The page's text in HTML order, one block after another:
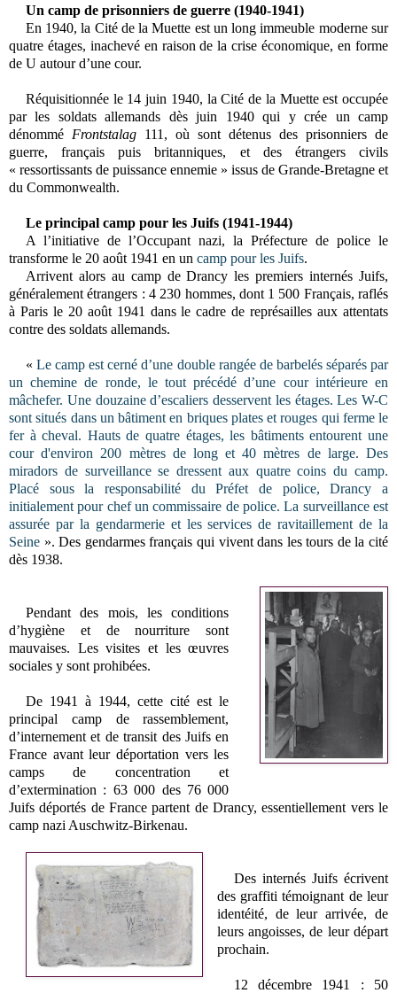
Un camp de prisonniers de guerre (1940-1941)
En 1940, la Cité de la Muette est un long immeuble moderne sur
quatre étages, inachevé en raison de la crise économique, en forme
de U autour d’une cour.
Réquisitionnée le 14 juin 1940, la Cité de la Muette est occupée
par les soldats allemands dès juin 1940 qui y crée un camp
dénommé Frontstalag 111 , où sont détenus des prisonniers de
guerre, français puis britanniques, et des étrangers civils
« ressortissants de puissance ennemie » issus de Grande-Bretagne et
du Commonwealth.
Le principal camp pour les Juifs (1941-1944)
A l’initiative de l’Occupant nazi, la Préfecture de police le
transforme le 20 août 1941 en un camp pour les Juifs.
Arrivent alors au camp de Drancy les premiers internés Juifs,
généralement étrangers : 4 230 hommes, dont 1 500 Français, raflés
à Paris le 20 août 1941 dans le cadre de représailles aux attentats
contre des soldats allemands.
«Le camp est cerné d’une double rangée de barbelés séparés par
un chemine de ronde, le tout précédé d’une cour intérieure en
mâchefer. Une douzaine d’escaliers desservent les étages. Les W-C
sont situés dans un bâtiment en briques plates et rouges qui ferme le
fer à cheval. Hauts de quatre étages, les bâtiments entourent une
cour d'environ 200 mètres de long et 40 mètres de large. Des
miradors de surveillance se dressent aux quatre coins du camp.
Placé sous la responsabilité du Préfet de police, Drancy a
initialement pour chef un commissaire de police. La surveillance est
assurée par la gendarmerie et les services de ravitaillement de la
Seine ». Des gendarmes français qui vivent dans les tours de la cité
dès 1938.
Pendant des mois, les conditions
d’hygiène et de nourriture sont
mauvaises. Les visites et les œuvres
sociales y sont prohibées.
De 1941 à 1944, cette cité est le
principal camp de rassemblement,
d’internement et de transit des Juifs en
France avant leur déportation vers les
camps de concentration et
d’extermination : 63 000 des 76 000
Juifs déportés de France partent de Drancy, essentiellement vers le
camp nazi Auschwitz-Birkenau.
Des internés Juifs écrivent
des graffiti témoignant de leur
identéité, de leur arrivée, de
leurs angoisses, de leur départ
prochain.
12 décembre 1941 : 50